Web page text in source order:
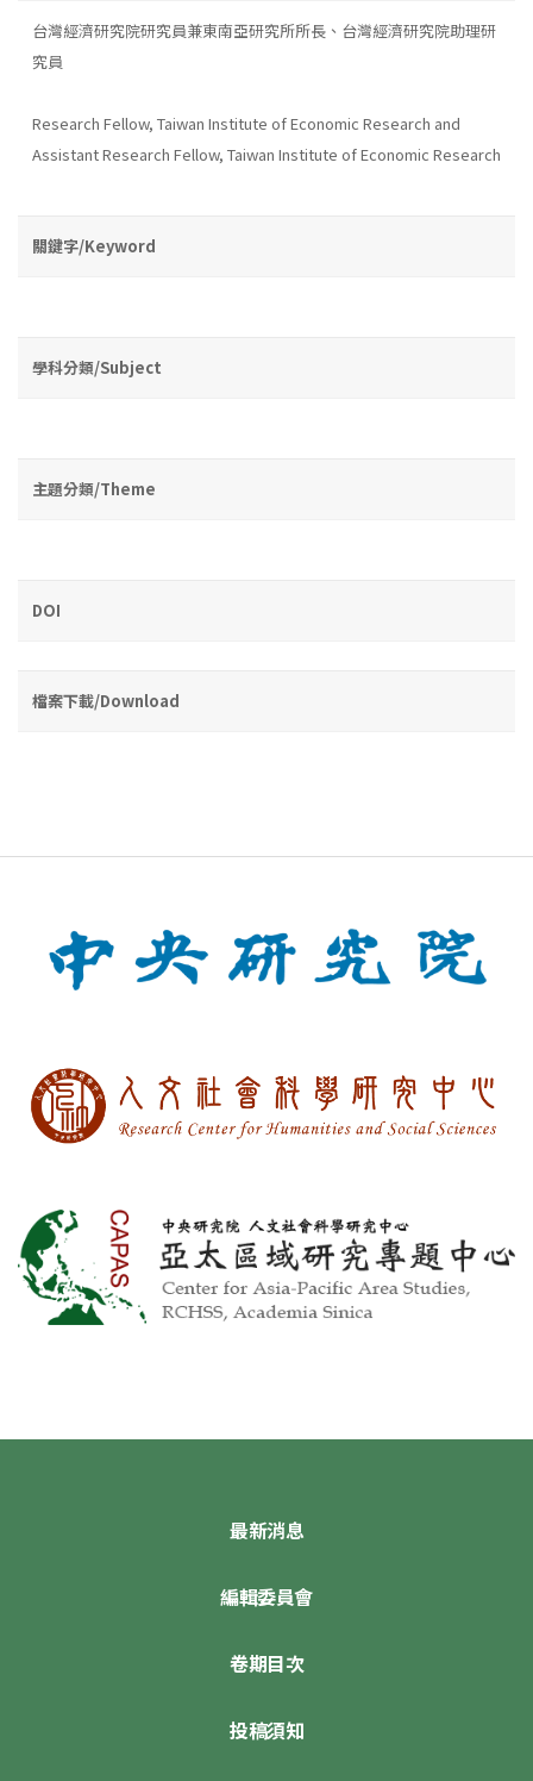
台灣經濟研究院研究員兼東南亞研究所所長、台灣經濟研究院助理研
究員
Research Fellow, Taiwan Institute of Economic Research and
Assistant Research Fellow, Taiwan Institute of Economic Research
關鍵字/Keyword
學科分類/Subject
主題分類/Theme
DOI
檔案下載/Download
最新消息
編輯委員會
卷期目次
投稿須知